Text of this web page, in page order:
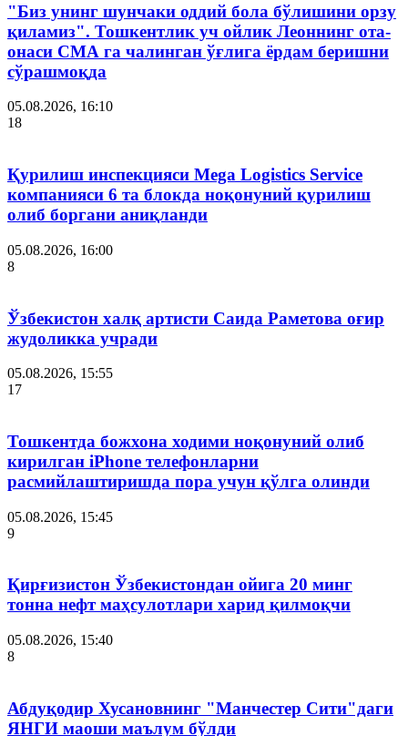
"Биз унинг шунчаки оддий бола бўлишини орзу
қиламиз". Тошкентлик уч ойлик Леоннинг ота-
онаси СМА га чалинган ўғлига ёрдам беришни
сўрашмоқда
05.08.2026, 16:10
18
Қурилиш инспекцияси Мega Logistics Service
компанияси 6 та блокда ноқонуний қурилиш
олиб боргани аниқланди
05.08.2026, 16:00
8
Ўзбекистон халқ артисти Саида Раметова оғир
жудоликка учради
05.08.2026, 15:55
17
Тошкентда божхона ходими ноқонуний олиб
кирилган iPhone телефонларни
расмийлаштиришда пора учун қўлга олинди
05.08.2026, 15:45
9
Қирғизистон Ўзбекистондан ойига 20 минг
тонна нефт маҳсулотлари харид қилмоқчи
05.08.2026, 15:40
8
Абдуқодир Хусановнинг "Манчестер Сити"даги
ЯНГИ маоши маълум бўлди